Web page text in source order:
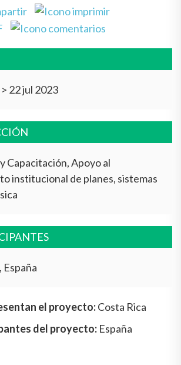
22 jul 2023
Capacitación, Apoyo al
institucional de planes, sistemas
España
el proyecto:Costa Rica
del proyecto: España